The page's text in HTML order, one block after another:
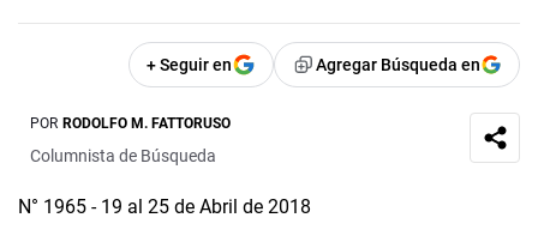
+ Seguir en Agregar Búsqueda en
POR RODOLFO M. FATTORUSO
Columnista de Búsqueda
N° 1965 - 19 al 25 de Abril de 2018